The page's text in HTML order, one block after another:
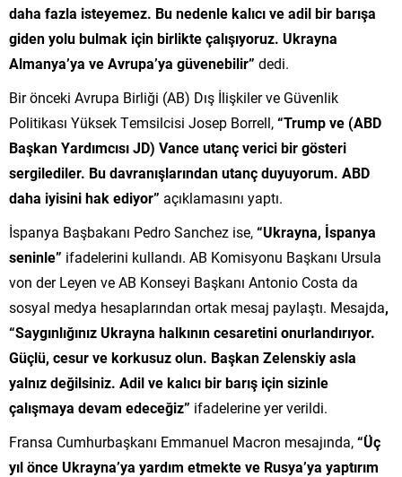
daha fazla isteyemez. Bu nedenle kalıcı ve adil bir barışa
giden yolu bulmak için birlikte çalışıyoruz. Ukrayna
Almanya’ya ve Avrupa’ya güvenebilir” dedi.
Bir önceki Avrupa Birliği (AB) Dış İlişkiler ve Güvenlik
Politikası Yüksek Temsilcisi Josep Borrell,“Trump ve (ABD
Başkan Yardımcısı JD) Vance utanç verici bir gösteri
sergilediler. Bu davranışlarından utanç duyuyorum. ABD
daha iyisini hak ediyor” açıklamasını yaptı.
İspanya Başbakanı Pedro Sanchez ise,“Ukrayna, İspanya
seninle” ifadelerini kullandı. AB Komisyonu Başkanı Ursula
von der Leyen ve AB Konseyi Başkanı Antonio Costa da
sosyal medya hesaplarından ortak mesaj paylaştı. Mesajda,
“Saygınlığınız Ukrayna halkının cesaretini onurlandırıyor.
Güçlü, cesur ve korkusuz olun. Başkan Zelenskiy asla
yalnız değilsiniz. Adil ve kalıcı bir barış için sizinle
çalışmaya devam edeceğiz” ifadelerine yer verildi.
Fransa Cumhurbaşkanı Emmanuel Macron mesajında,“Üç
yıl önce Ukrayna’ya yardım etmekte ve Rusya’ya yaptırım